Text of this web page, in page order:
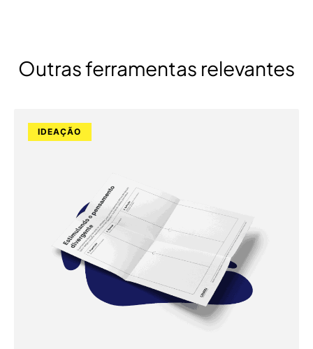
Outras ferramentas relevantes
IDEAÇÃO